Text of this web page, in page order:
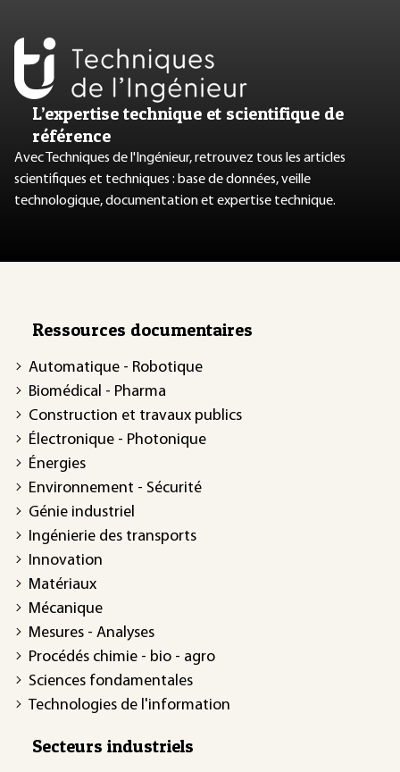
L’expertise technique et scientifique de
référence
Avec Techniques de l'Ingénieur, retrouvez tous les articles
scientifiques et techniques : base de données, veille
technologique, documentation et expertise technique.
Ressources documentaires
Automatique - Robotique
Biomédical - Pharma
Construction et travaux publics
Électronique - Photonique
Énergies
Environnement - Sécurité
Génie industriel
Ingénierie des transports
Innovation
Matériaux
Mécanique
Mesures - Analyses
Procédés chimie - bio - agro
Sciences fondamentales
Technologies de l'information
Secteurs industriels